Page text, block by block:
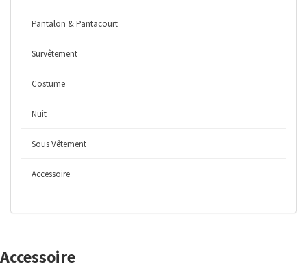
Pantalon & Pantacourt
Survêtement
Costume
Nuit
Sous Vêtement
Accessoire
Accessoire